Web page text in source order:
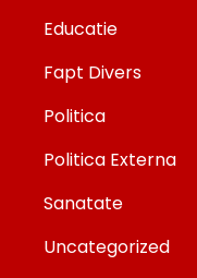
Educatie
Fapt Divers
Politica
Politica Externa
Sanatate
Uncategorized